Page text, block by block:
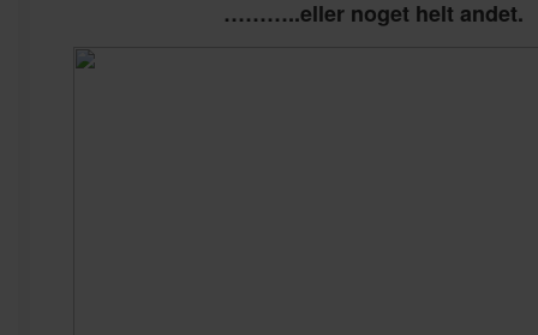
………..eller noget helt andet.